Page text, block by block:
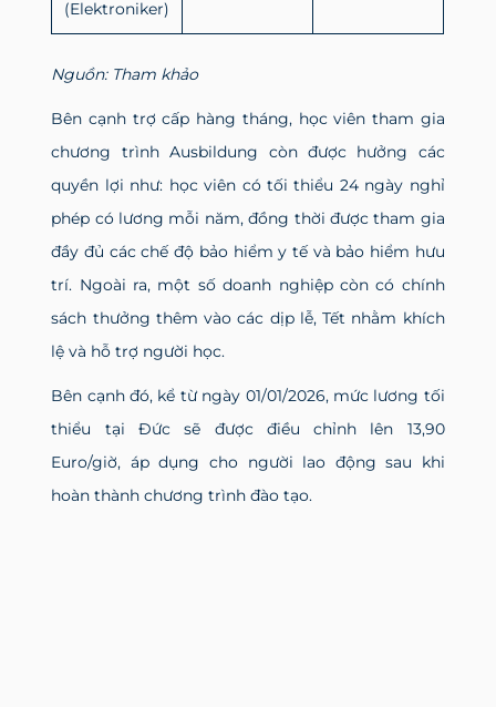
(Elektroniker)
Nguồn: Tham khảo
Bên cạnh trợ cấp hàng tháng, học viên tham gia
chương trình Ausbildung còn được hưởng các
quyền lợi như: học viên có tối thiểu 24 ngày nghỉ
phép có lương mỗi năm, đồng thời được tham gia
đầy đủ các chế độ bảo hiểm y tế và bảo hiểm hưu
trí. Ngoài ra, một số doanh nghiệp còn có chính
sách thưởng thêm vào các dịp lễ, Tết nhằm khích
lệ và hỗ trợ người học.
Bên cạnh đó, kể từ ngày 01/01/2026, mức lương tối
thiểu tại Đức sẽ được điều chỉnh lên 13,90
Euro/giờ, áp dụng cho người lao động sau khi
hoàn thành chương trình đào tạo.